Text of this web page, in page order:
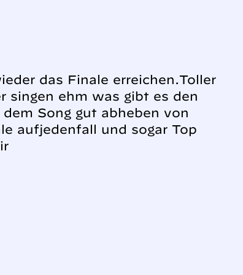
das Finale erreichen.Toller
singen ehm was gibt es den
Song gut abheben von
aufjedenfall und sogar Top